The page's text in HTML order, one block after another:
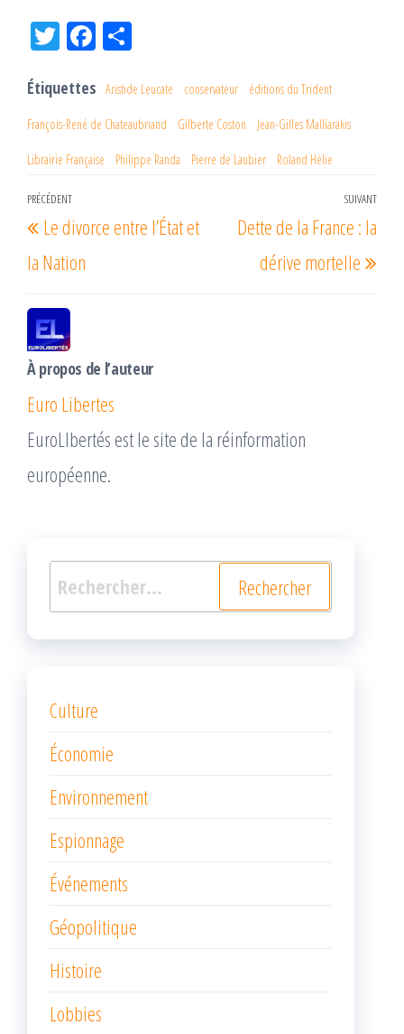
Tw
er
Fac
oo
k
ge
r
Étiquettes Aristide Leucate conservateur éditions du Trident
François-René de Chateaubriand Gilberte Coston Jean-Gilles Malliarakis
Librairie Française Philippe Randa Pierre de Laubier Roland Hélie
Navigation
de
l’article
Article
précédent
PRÉCÉDENT
Le divorce entre l’État et
la Nation
SUIVANT
Dette de la France : la
dérive mortelle
À propos de l’auteur
Euro Libertes
EuroLIbertés est le site de la réinformation
européenne.
Rechercher :
Culture
Économie
Environnement
Espionnage
Événements
Géopolitique
Histoire
Lobbies